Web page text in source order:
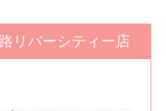
リバーシティー店